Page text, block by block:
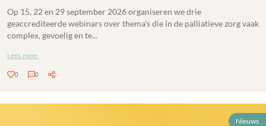
Op 15, 22 en 29 september 2026 organiseren we drie
geaccrediteerde webinars over thema’s die in de palliatieve zorg vaak
complex, gevoelig en te...
Lees meer
0 0
Nieuws